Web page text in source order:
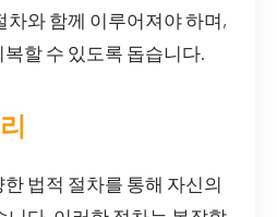
차와 함께 이루어져야 하며,
할 수 있도록 돕습니다.
법적 절차를 통해 자신의